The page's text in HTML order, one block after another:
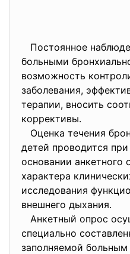
Постоянное
больными
возможность
заболевания,
терапии, вносить
коррективы.
Оценка течения
детей проводится
основании анкетного
характера
исследования
внешнего дыхания.
Анкетный опрос
специально
заполняемой